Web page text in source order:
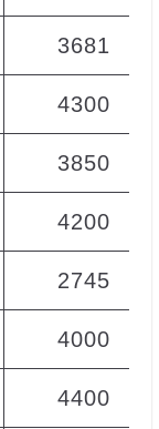
3681
4300
3850
4200
2745
4000
4400